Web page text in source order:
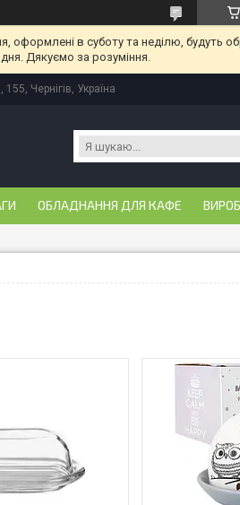
в суботу та неділю, будуть
Дякуємо за розуміння.
Чернігів, Україна
ОБЛАДНАННЯ ДЛЯ КАФЕ